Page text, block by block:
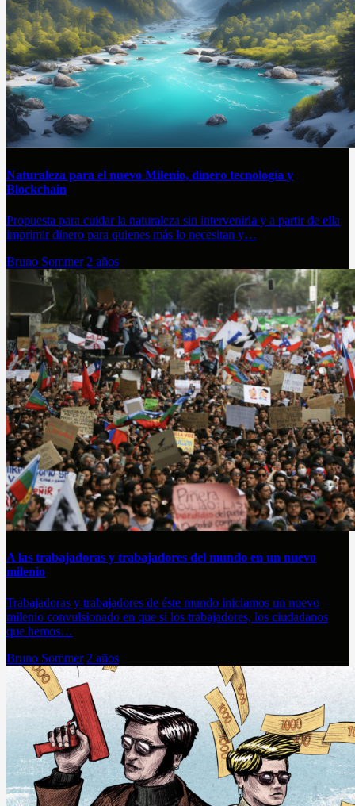
Naturaleza para el nuevo Milenio, dinero tecnología y
Blockchain
Propuesta para cuidar la naturaleza sin intervenirla y a partir de ella
imprimir dinero para quienes más lo necesitan y…
Bruno Sommer 2 años
A las trabajadoras y trabajadores del mundo en un nuevo
milenio
Trabajadoras y trabajadores de éste mundo iniciamos un nuevo
milenio convulsionado en que si los trabajadores, los ciudadanos
que hemos…
Bruno Sommer 2 años